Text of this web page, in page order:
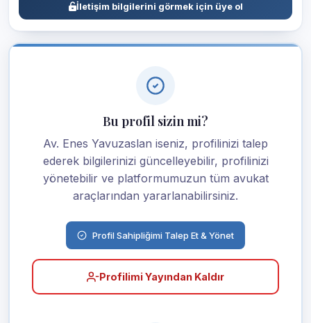
İletişim bilgilerini görmek için üye ol
Bu profil sizin mi?
Av. Enes Yavuzaslan iseniz, profilinizi talep
ederek bilgilerinizi güncelleyebilir, profilinizi
yönetebilir ve platformumuzun tüm avukat
araçlarından yararlanabilirsiniz.
Profil Sahipliğimi Talep Et & Yönet
Profilimi Yayından Kaldır